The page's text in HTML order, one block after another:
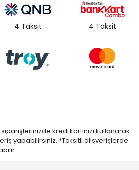
4 Taksit 4 Taksit
kredi kartınızı kullanarak
yapabilirsiniz. *Taksitli alışverişlerde